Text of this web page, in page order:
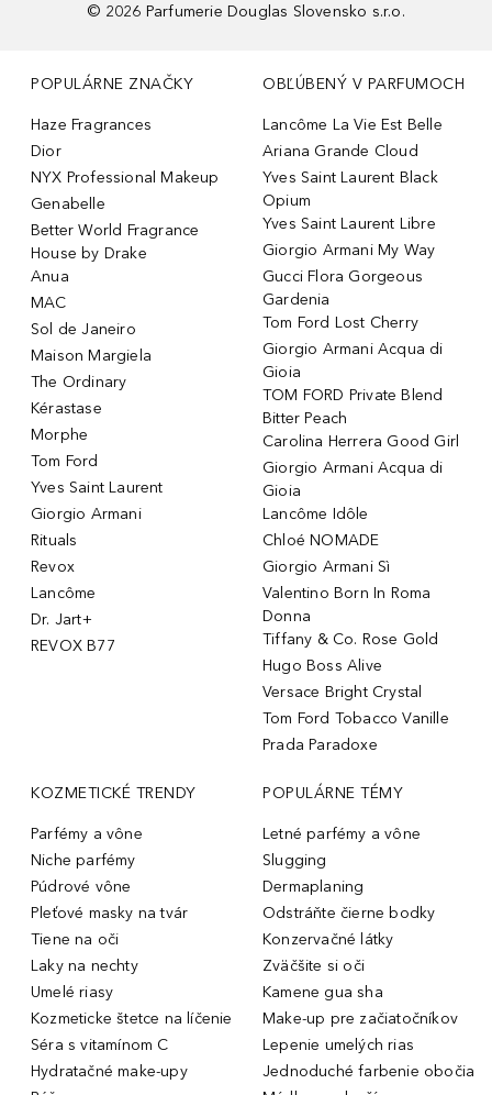
© 2026 Parfumerie Douglas Slovensko s.r.o.
POPULÁRNE ZNAČKY
Haze Fragrances
Dior
NYX Professional Makeup
Genabelle
Better World Fragrance
House by Drake
Anua
MAC
Sol de Janeiro
Maison Margiela
The Ordinary
Kérastase
Morphe
Tom Ford
Yves Saint Laurent
Giorgio Armani
Rituals
Revox
Lancôme
Dr. Jart+
REVOX B77
OBĽÚBENÝ V PARFUMOCH
Lancôme La Vie Est Belle
Ariana Grande Cloud
Yves Saint Laurent Black
Opium
Yves Saint Laurent Libre
Giorgio Armani My Way
Gucci Flora Gorgeous
Gardenia
Tom Ford Lost Cherry
Giorgio Armani Acqua di
Gioia
TOM FORD Private Blend
Bitter Peach
Carolina Herrera Good Girl
Giorgio Armani Acqua di
Gioia
Lancôme Idôle
Chloé NOMADE
Giorgio Armani Sì
Valentino Born In Roma
Donna
Tiffany & Co. Rose Gold
Hugo Boss Alive
Versace Bright Crystal
Tom Ford Tobacco Vanille
Prada Paradoxe
KOZMETICKÉ TRENDY
Parfémy a vône
Niche parfémy
Púdrové vône
Pleťové masky na tvár
Tiene na oči
Laky na nechty
Umelé riasy
Kozmeticke štetce na líčenie
Séra s vitamínom C
Hydratačné make-upy
POPULÁRNE TÉMY
Letné parfémy a vône
Slugging
Dermaplaning
Odstráňte čierne bodky
Konzervačné látky
Zväčšite si oči
Kamene gua sha
Make-up pre začiatočníkov
Lepenie umelých rias
Jednoduché farbenie obočia